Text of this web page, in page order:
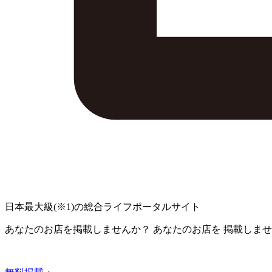
日本最大級(※1)の総合ライフポータルサイト
あなたのお店を掲載しませんか？ あなたのお店を 掲載しま